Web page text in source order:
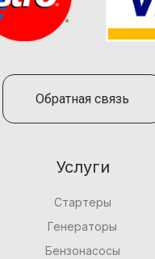
Обратная связь
Услуги
Стартеры
Генераторы
Бензонасосы